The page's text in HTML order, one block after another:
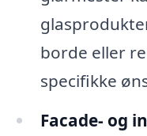
borde eller
specifikke
Facade- og